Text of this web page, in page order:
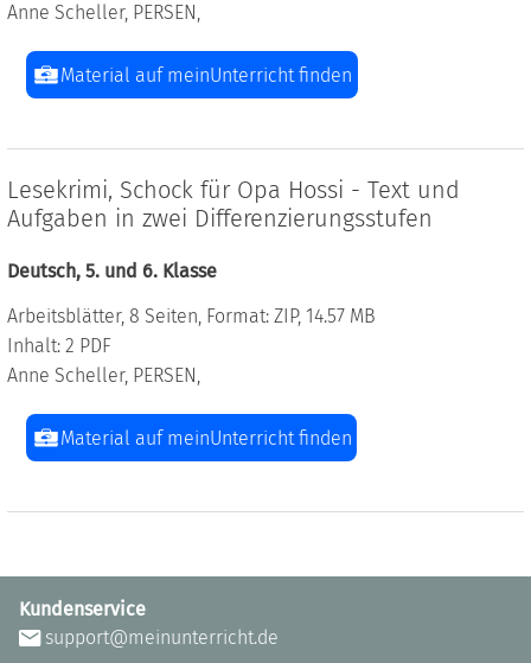
Anne Scheller, PERSEN,
Material auf meinUnterricht finden
Lesekrimi, Schock für Opa Hossi - Text und
Aufgaben in zwei Differenzierungsstufen
Deutsch, 5. und 6. Klasse
Arbeitsblätter, 8 Seiten, Format: ZIP, 14.57 MB
Inhalt: 2 PDF
Anne Scheller, PERSEN,
Material auf meinUnterricht finden
Kundenservice
support@meinunterricht.de